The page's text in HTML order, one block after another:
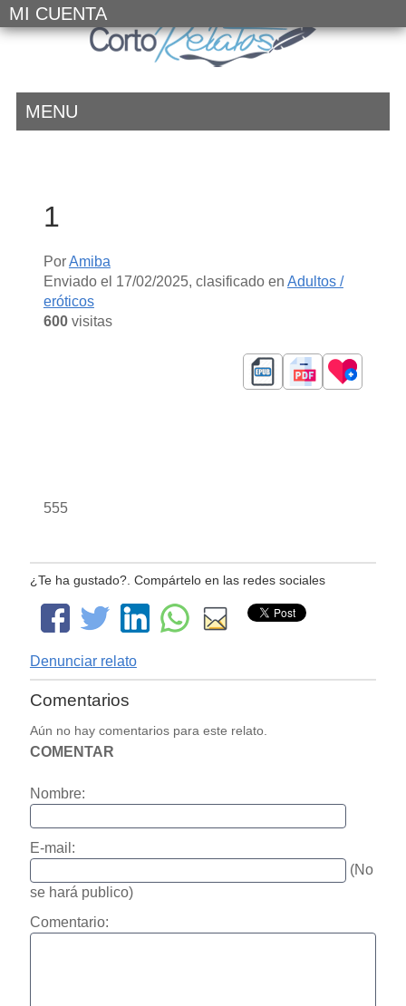
MI CUENTA
MENU
1
PorAmiba
Enviado el 17/02/2025, clasificado en Adultos /
eróticos
600visitas
555
¿Te ha gustado?. Compártelo en las redes sociales
Denunciar relato
Comentarios
Aún no hay comentarios para este relato.
COMENTAR
Nombre:
E-mail:
(No
se hará publico)
Comentario: